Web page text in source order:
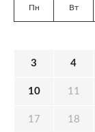
Пн Вт
3 4
10 11
17 18